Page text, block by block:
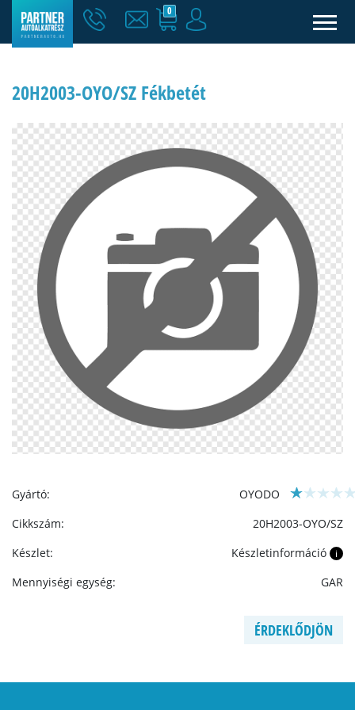
0
20H2003-OYO/SZ Fékbetét
Gyártó:
OYODO
Cikkszám:
20H2003-OYO/SZ
Készlet:
Készletinformáció i
Mennyiségi egység: GAR
ÉRDEKLŐDJÖN